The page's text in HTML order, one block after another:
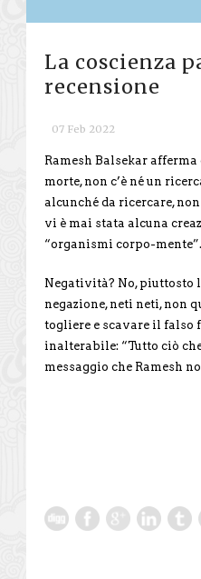
La coscienza
recensione
07 Feb 2022
Ramesh Balsekar
morte, non c’è né un
alcunché da ricercare,
vi è mai stata alcuna
“organismi corpo-mente”.
Negatività? No, piuttosto
negazione, neti neti, non
togliere e scavare il falso
inalterabile: “Tutto ciò che
messaggio che Ramesh